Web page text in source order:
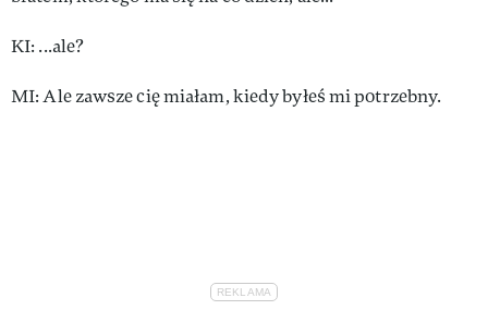
KI: ...ale?
MI: Ale za­wsze cię mia­łam, kie­dy by­łeś mi po­trzeb­ny.